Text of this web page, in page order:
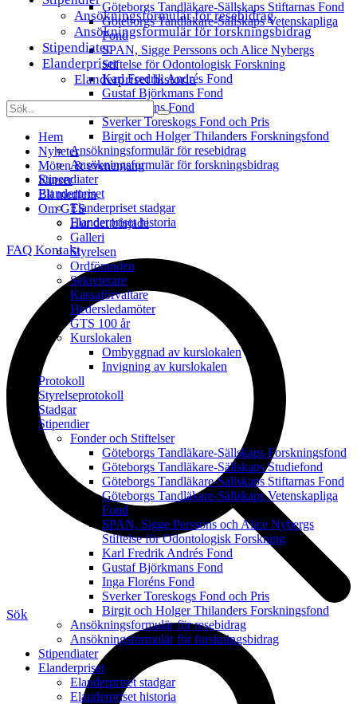
Göteborgs Tandläkare-Sällskaps Stiftarnas Fond
Göteborgs Tandläkare-Sällskaps Vetenskapliga
Fond
SPAN, Sigge Perssons och Alice Nybergs
Stiftelse för Odontologisk Forskning
Karl Fredrik Andrés Fond
Gustaf Björkmans Fond
Inga Floréns Fond
Sverker Toreskogs Fond och Pris
Birgit och Holger Thilanders Forskningsfond
Ansökningsformulär för resebidrag
Ansökningsformulär för forskningsbidrag
Stipendiater
Elanderpriset
Elanderpriset stadgar
Elanderpriset historia
FAQ Kontakt
Sök
Ansökningsformulär för resebidrag
Ansökningsformulär för forskningsbidrag
Stipendiater
Elanderpriset
Elanderpriset historia
Hem
Nyheter
Möten & evenemang
Kurser
Bli medlem
Om GTS
Hur det började
Galleri
Styrelsen
Ordföranden
Sekreterare
Kassaförvaltare
Hedersledamöter
GTS 100 år
Kurslokalen
Ombyggnad av kurslokalen
Invigning av kurslokalen
Protokoll
Styrelseprotokoll
Stadgar
Stipendier
Fonder och Stiftelser
Göteborgs Tandläkare-Sällskaps Forskningsfond
Göteborgs Tandläkare-Sällskaps Studiefond
Göteborgs Tandläkare-Sällskaps Stiftarnas Fond
Göteborgs Tandläkare-Sällskaps Vetenskapliga
Fond
SPAN, Sigge Perssons och Alice Nybergs
Stiftelse för Odontologisk Forskning
Karl Fredrik Andrés Fond
Gustaf Björkmans Fond
Inga Floréns Fond
Sverker Toreskogs Fond och Pris
Birgit och Holger Thilanders Forskningsfond
Ansökningsformulär för resebidrag
Ansökningsformulär för forskningsbidrag
Stipendiater
Elanderpriset
Elanderpriset stadgar
Elanderpriset historia